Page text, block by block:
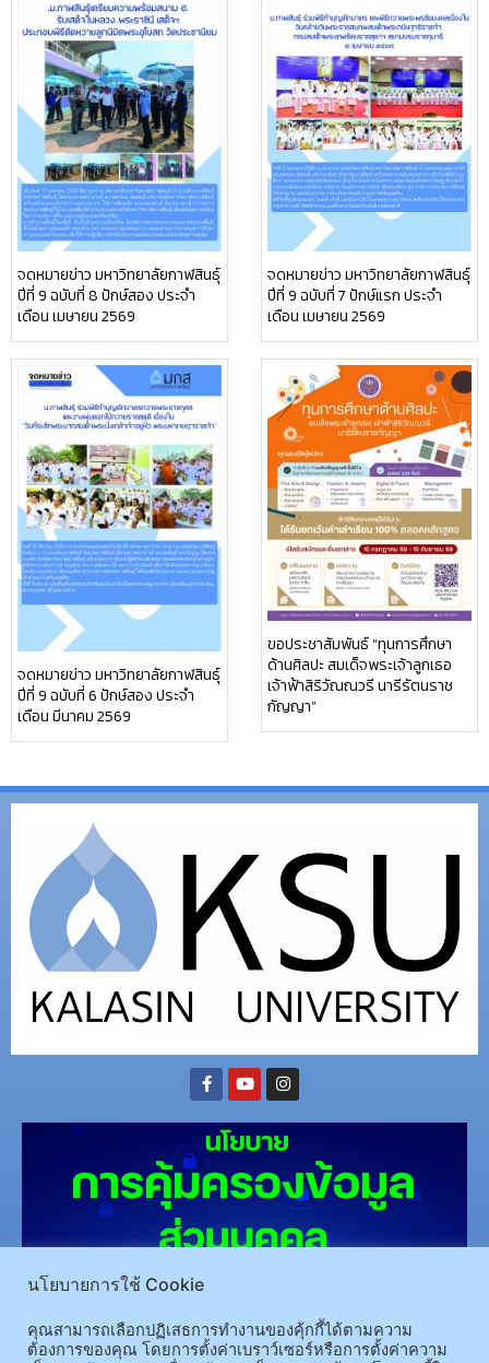
จดหมายข่าว มหาวิทยาลัยกาฬสินธุ์
ปีที่ 9 ฉบับที่ 8 ปักษ์สอง ประจำ
เดือน เมษายน 2569
จดหมายข่าว มหาวิทยาลัยกาฬสินธุ์
ปีที่ 9 ฉบับที่ 7 ปักษ์แรก ประจำ
เดือน เมษายน 2569
จดหมายข่าว มหาวิทยาลัยกาฬสินธุ์
ปีที่ 9 ฉบับที่ 6 ปักษ์สอง ประจำ
เดือน มีนาคม 2569
ขอประชาสัมพันธ์ “ทุนการศึกษา
ด้านศิลปะ สมเด็จพระเจ้าลูกเธอ
เจ้าฟ้าสิริวัณณวรี นารีรัตนราช
กัญญา”
(อ.นามน)13 หมู่ 14 ต.สงเปลือย อ.นามน จ.กาฬสินธุ์ 46230โทรศัพท์ : 043-602-055 โทรสาร :
043-602-044
นโยบายการใช้ Cookie
คุณสามารถเลือกปฏิเสธการทำงานของคุ้กกี้ได้ตามความ
ต้องการของคุณ โดยการตั้งค่าเบราว์เซอร์หรือการตั้งค่าความ